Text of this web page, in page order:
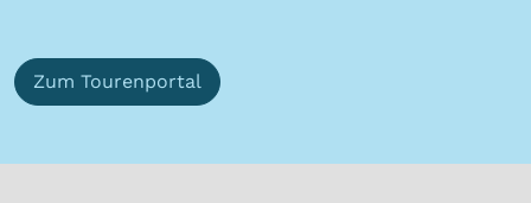
Zum Tourenportal